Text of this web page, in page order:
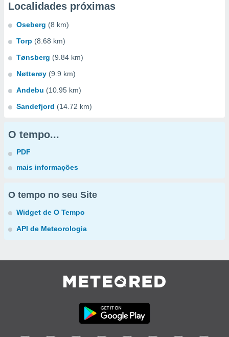
Localidades próximas
Oseberg (8 km)
Torp (8.68 km)
Tønsberg (9.84 km)
Nøtterøy (9.9 km)
Andebu (10.95 km)
Sandefjord (14.72 km)
O tempo...
PDF
mais informações
O tempo no seu Site
Widget de O Tempo
API de Meteorologia